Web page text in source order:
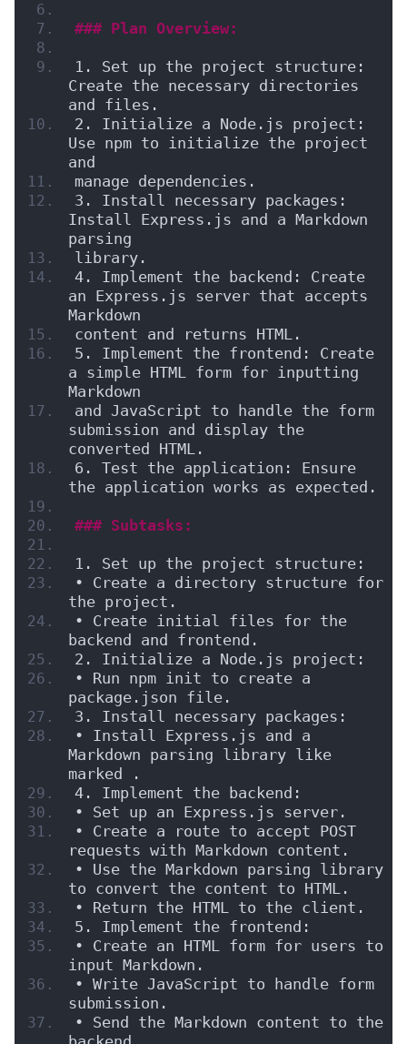
### Plan Overview:
1. Set up the project structure:
Create the necessary directories
and files.
2. Initialize a Node.js project:
Use npm to initialize the project
and
manage dependencies.
3. Install necessary packages:
Install Express.js and a Markdown
parsing
library.
4. Implement the backend: Create
an Express.js server that accepts
Markdown
content and returns HTML.
5. Implement the frontend: Create
a simple HTML form for inputting
Markdown
and JavaScript to handle the form
submission and display the
converted HTML.
6. Test the application: Ensure
the application works as expected.
### Subtasks:
1. Set up the project structure:
• Create a directory structure for
the project.
• Create initial files for the
backend and frontend.
2. Initialize a Node.js project:
• Run npm init to create a
package.json file.
3. Install necessary packages:
• Install Express.js and a
Markdown parsing library like
marked .
4. Implement the backend:
• Set up an Express.js server.
• Create a route to accept POST
requests with Markdown content.
• Use the Markdown parsing library
to convert the content to HTML.
• Return the HTML to the client.
5. Implement the frontend:
• Create an HTML form for users to
input Markdown.
• Write JavaScript to handle form
submission.
• Send the Markdown content to the